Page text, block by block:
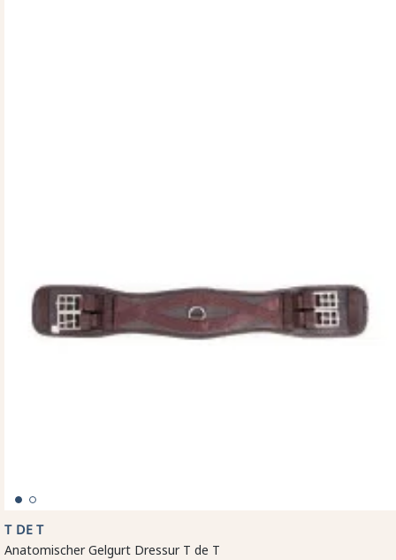
T DE T
Anatomischer Gelgurt Dressur T de T